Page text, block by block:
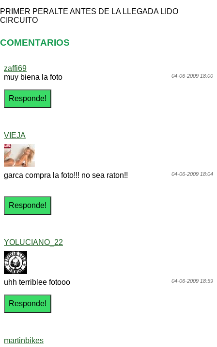
PRIMER PERALTE ANTES DE LA LLEGADA LIDO
CIRCUITO
COMENTARIOS
zaffi69
04-06-2009 18:00
muy biena la foto
VIEJA
04-06-2009 18:04
garca compra la foto!!! no sea raton!!
YOLUCIANO_22
04-06-2009 18:59
uhh terriblee fotooo
martinbikes